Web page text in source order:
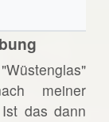
meiner
das dann